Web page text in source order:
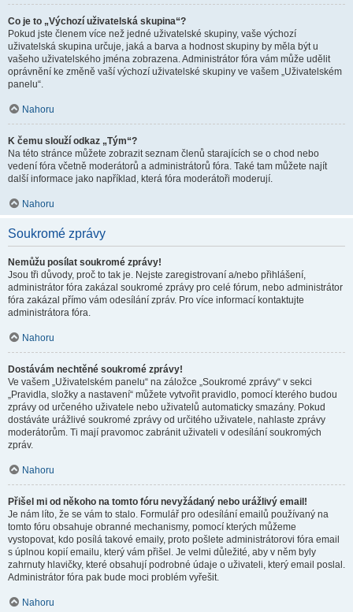
Co je to „Výchozí uživatelská skupina“?
Pokud jste členem více než jedné uživatelské skupiny, vaše výchozí
uživatelská skupina určuje, jaká a barva a hodnost skupiny by měla být u
vašeho uživatelského jména zobrazena. Administrátor fóra vám může udělit
oprávnění ke změně vaší výchozí uživatelské skupiny ve vašem „Uživatelském
panelu“.
Nahoru
K čemu slouží odkaz „Tým“?
Na této stránce můžete zobrazit seznam členů starajících se o chod nebo
vedení fóra včetně moderátorů a administrátorů fóra. Také tam můžete najít
další informace jako například, která fóra moderátoři moderují.
Nahoru
Soukromé zprávy
Nemůžu posílat soukromé zprávy!
Jsou tři důvody, proč to tak je. Nejste zaregistrovaní a/nebo přihlášení,
administrátor fóra zakázal soukromé zprávy pro celé fórum, nebo administrátor
fóra zakázal přímo vám odesílání zpráv. Pro více informací kontaktujte
administrátora fóra.
Nahoru
Dostávám nechtěné soukromé zprávy!
Ve vašem „Uživatelském panelu“ na záložce „Soukromé zprávy“ v sekci
„Pravidla, složky a nastavení“ můžete vytvořit pravidlo, pomocí kterého budou
zprávy od určeného uživatele nebo uživatelů automaticky smazány. Pokud
dostáváte urážlivé soukromé zprávy od určitého uživatele, nahlaste zprávy
moderátorům. Ti mají pravomoc zabránit uživateli v odesílání soukromých
zpráv.
Nahoru
Přišel mi od někoho na tomto fóru nevyžádaný nebo urážlivý email!
Je nám líto, že se vám to stalo. Formulář pro odesílání emailů používaný na
tomto fóru obsahuje obranné mechanismy, pomocí kterých můžeme
vystopovat, kdo posílá takové emaily, proto pošlete administrátorovi fóra email
s úplnou kopií emailu, který vám přišel. Je velmi důležité, aby v něm byly
zahrnuty hlavičky, které obsahují podrobné údaje o uživateli, který email poslal.
Administrátor fóra pak bude moci problém vyřešit.
Nahoru